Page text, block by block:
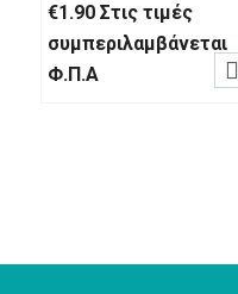
€1.90 Στις τιμές
συμπεριλαμβάνεται
Φ.Π.Α
